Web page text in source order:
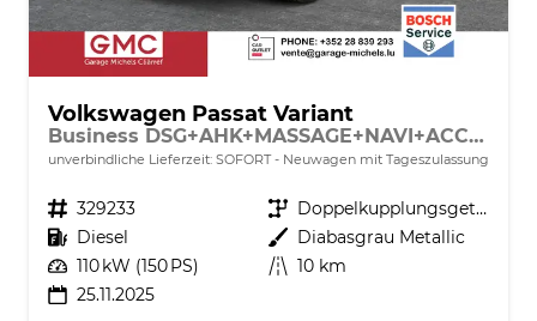
Volkswagen Passat Variant
Business DSG+AHK+MASSAGE+NAVI+ACC+KAMERA+LED+17" ALU
unverbindliche Lieferzeit: SOFORT Neuwagen mit Tageszulassung
Fahrzeugnr. 329233 Getriebe
Doppelkupplungsgetriebe (DSG)
Kraftstoff Diesel Außenfarbe Diabasgrau Metallic
Leistung 110 kW (150 PS) Kilometerstand 10 km
25.11.2025